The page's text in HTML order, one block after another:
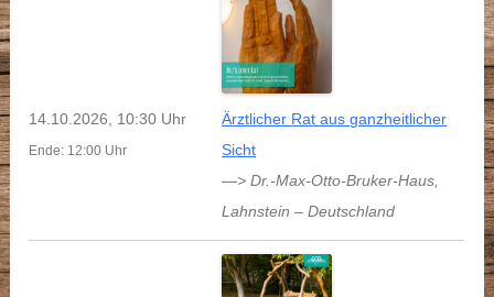
14.10.2026, 10:30 Uhr
Ende: 12:00 Uhr
Ärztlicher Rat aus ganzheitlicher
Sicht
—> Dr.-Max-Otto-Bruker-Haus,
Lahnstein –Deutschland